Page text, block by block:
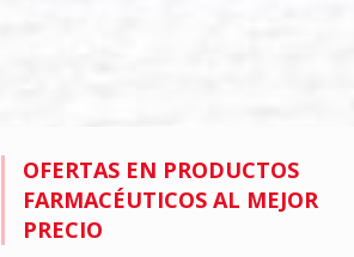
OFERTAS EN PRODUCTOS
FARMACÉUTICOS AL MEJOR
PRECIO